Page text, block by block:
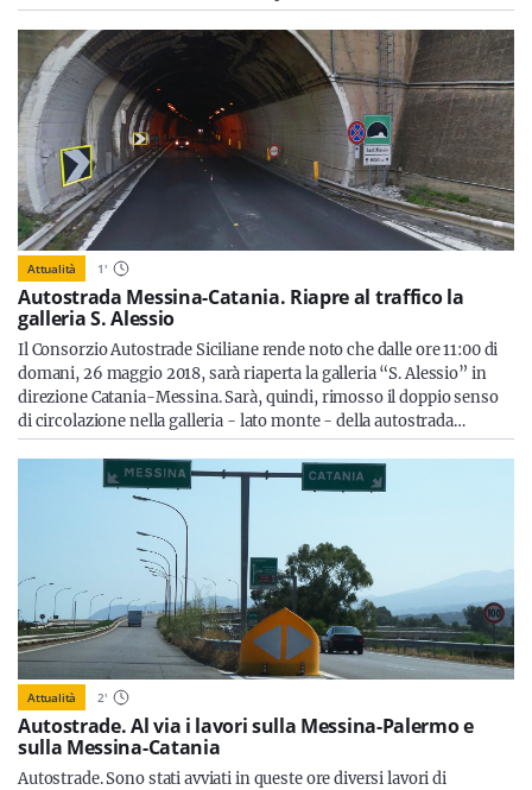
Attualità 1'
Autostrada Messina-Catania. Riapre al traffico la
galleria S. Alessio
Il Consorzio Autostrade Siciliane rende noto che dalle ore 11:00 di
domani, 26 maggio 2018, sarà riaperta la galleria “S. Alessio” in
direzione Catania-Messina. Sarà, quindi, rimosso il doppio senso
di circolazione nella galleria - lato monte - della autostrada…
Attualità 2'
Autostrade. Al via i lavori sulla Messina-Palermo e
sulla Messina-Catania
Autostrade. Sono stati avviati in queste ore diversi lavori di